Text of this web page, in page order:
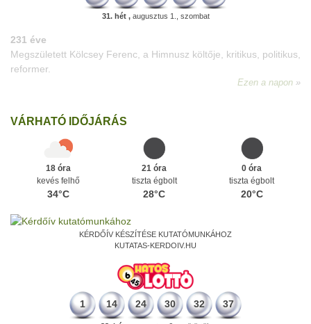
31. hét ,augusztus 1., szombat
VÁRHATÓ IDŐJÁRÁS
18 óra
kevés felhő
34°C
21 óra
tiszta égbolt
28°C
0 óra
tiszta égbolt
20°C
KÉRDŐÍV KÉSZÍTÉSE KUTATÓMUNKÁHOZ
KUTATAS-KERDOIV.HU
1 14 24 30 32 37